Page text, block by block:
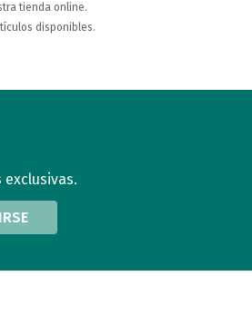
tienda online.
disponibles.